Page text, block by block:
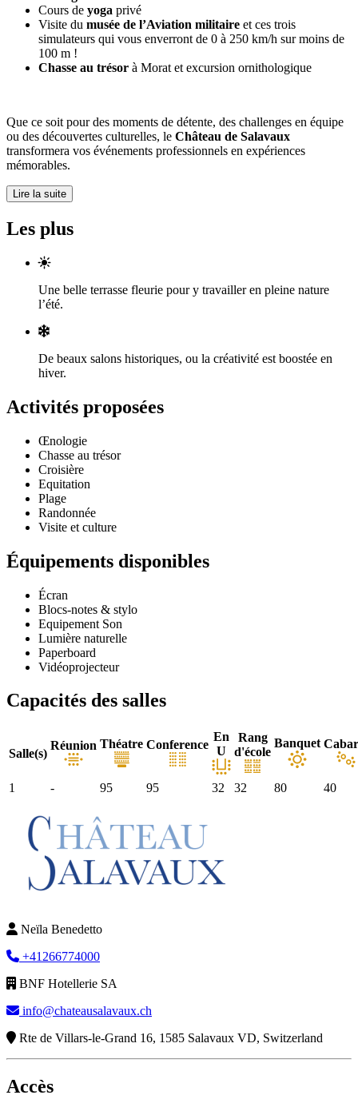
Cours de yoga privé
Visite du musée de l’Aviation militaire et ces trois
simulateurs qui vous enverront de 0 à 250 km/h sur moins de
100 m !
Chasse au trésor à Morat et excursion ornithologique
Que ce soit pour des moments de détente, des challenges en équipe
ou des découvertes culturelles, le Château de Salavaux
transformera vos événements professionnels en expériences
mémorables.
Lire la suite
Les plus
Une belle terrasse fleurie pour y travailler en pleine nature
l’été.
De beaux salons historiques, ou la créativité est boostée en
hiver.
Activités proposées
Œnologie
Chasse au trésor
Croisière
Equitation
Plage
Randonnée
Visite et culture
Équipements disponibles
Écran
Blocs-notes & stylo
Equipement Son
Lumière naturelle
Paperboard
Vidéoprojecteur
Capacités des salles
Salle(s)
Réunion Théatre Conference
En
U
Rang
d'école
Banquet
1 - 95 95 32 32 80 40
Neïla Benedetto
+41266774000
BNF Hotellerie SA
info@chateausalavaux.ch
Rte de Villars-le-Grand 16, 1585 Salavaux VD, Switzerland
Accès